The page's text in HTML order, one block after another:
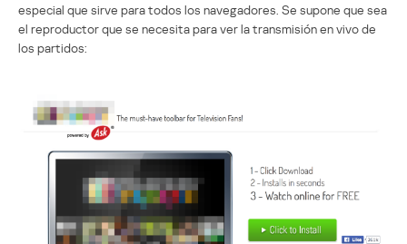
especial que sirve para todos los navegadores. Se supone que sea
el reproductor que se necesita para ver la transmisión en vivo de
los partidos: